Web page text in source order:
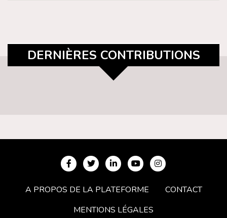
DERNIÈRES CONTRIBUTIONS
A PROPOS DE LA PLATEFORME
CONTACT
MENTIONS LÉGALES